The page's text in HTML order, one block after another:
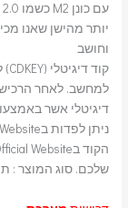
וחושב
למחשב. לאחר
דיגיטלי אשר
שלכם. סוג המוצר :